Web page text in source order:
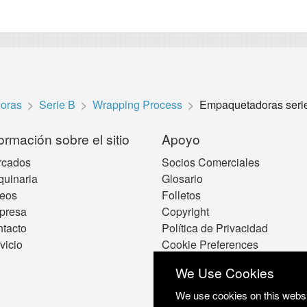
Serie B Wrapping Process Empaquetadoras
sobre el sitio Apoyo
Socios Comerciales
Glosario
Folletos
Copyright
Política de Privacidad
Cookie Preferences
We Use Cookies
We use cookies on this